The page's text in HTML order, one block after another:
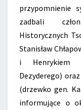
przypomnienie
zadbali
Historycznych
Stanisław
i Henrykiem
Dezyderego)
(drzewko gen.
informujące o